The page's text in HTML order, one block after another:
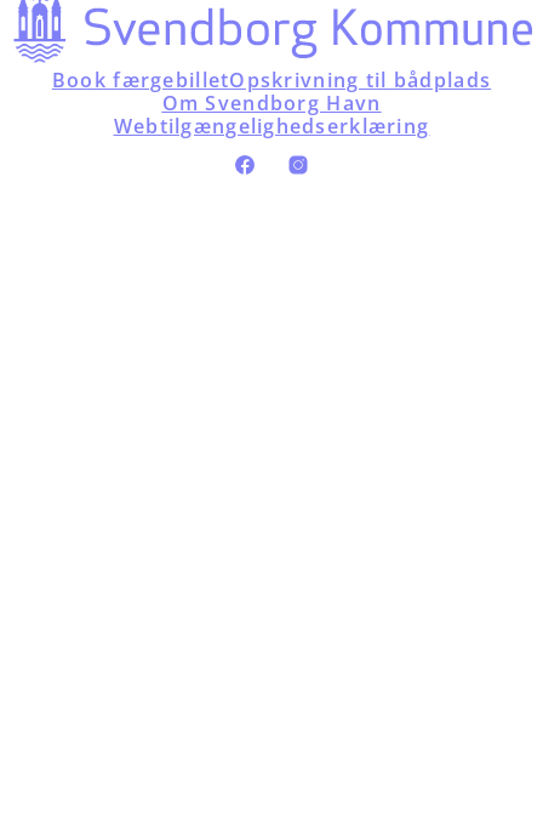
Book færgebilletOpskrivning til bådplads
Om Svendborg Havn
Webtilgængelighedserklæring